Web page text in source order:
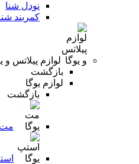
نودل شنا
کمربند
لوازم پیلاتس و
بازگشت
لوازم یوگا
بازگشت
مت